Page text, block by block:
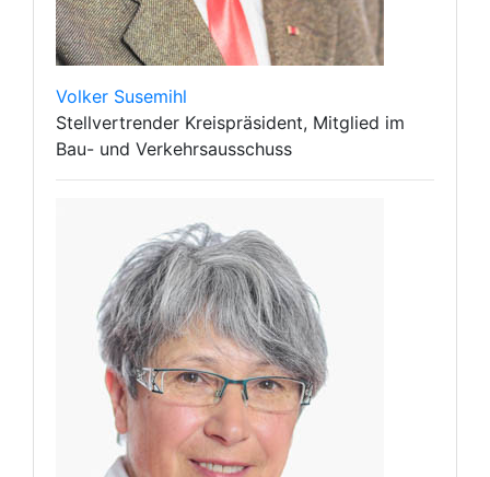
Volker Susemihl
Stellvertrender Kreispräsident, Mitglied im
Bau- und Verkehrsausschuss